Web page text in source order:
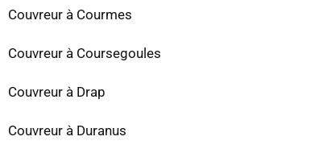
Couvreur à Courmes
Couvreur à Coursegoules
Couvreur à Drap
Couvreur à Duranus